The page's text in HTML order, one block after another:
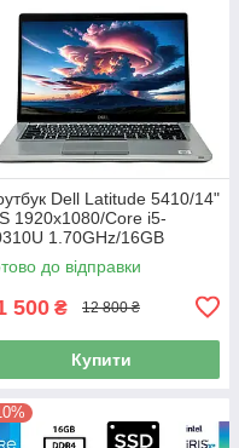
Dell Latitude 5410/14"
1920x1080/Core i5-
1.70GHz/16GB
SSD 256GB/Intel UHD
Камера Б/В
до відправки
500 ₴ 12 800 ₴
Купити